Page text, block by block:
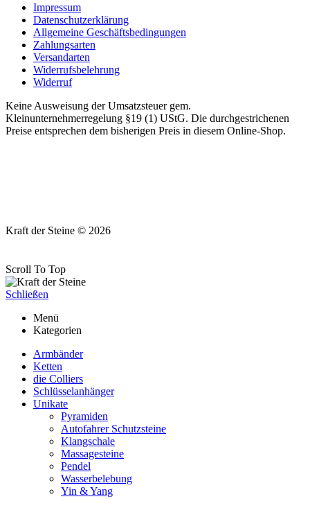
Impressum
Datenschutzerklärung
Allgemeine Geschäftsbedingungen
Zahlungsarten
Versandarten
Widerrufsbelehrung
Widerruf
Keine Ausweisung der Umsatzsteuer gem.
Kleinunternehmerregelung §19 (1) UStG. Die durchgestrichenen
Preise entsprechen dem bisherigen Preis in diesem Online-Shop.
Kraft der Steine © 2026
Scroll To Top
Schließen
Menü
Kategorien
Armbänder
Ketten
die Colliers
Schlüsselanhänger
Unikate
Pyramiden
Autofahrer Schutzsteine
Klangschale
Massagesteine
Pendel
Wasserbelebung
Yin & Yang